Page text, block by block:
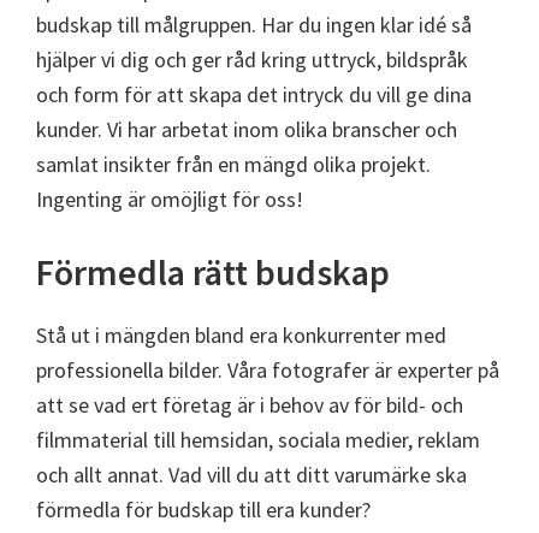
budskap till målgruppen. Har du ingen klar idé så
hjälper vi dig och ger råd kring uttryck, bildspråk
och form för att skapa det intryck du vill ge dina
kunder. Vi har arbetat inom olika branscher och
samlat insikter från en mängd olika projekt.
Ingenting är omöjligt för oss!
Förmedla rätt budskap
Stå ut i mängden bland era konkurrenter med
professionella bilder. Våra fotografer är experter på
att se vad ert företag är i behov av för bild- och
filmmaterial till hemsidan, sociala medier, reklam
och allt annat. Vad vill du att ditt varumärke ska
förmedla för budskap till era kunder?